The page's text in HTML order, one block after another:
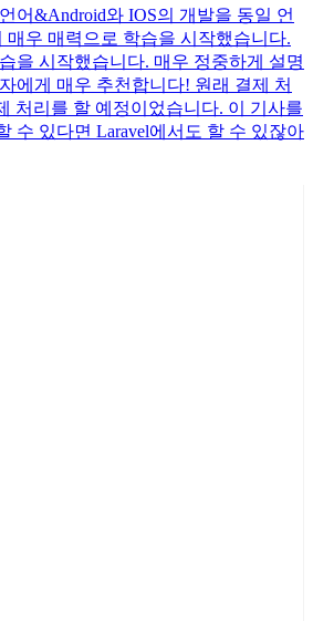
어&Android와 IOS의 개발을 동일 언
매우 매력으로 학습을 시작했습니다.
을 시작했습니다. 매우 정중하게 설명
에게 매우 추천합니다! 원래 결제 처
처리를 할 예정이었습니다. 이 기사를
수 있다면 Laravel에서도 할 수 있잖아